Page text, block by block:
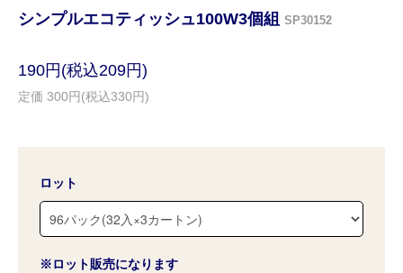
シンプルエコティッシュ100W3個組 SP30152
190円(税込209円)
定価 300円(税込330円)
ロット
※ロット販売になります